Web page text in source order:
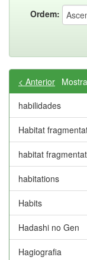
Ordem:
< Anterior
habilidades
Habitat
habitat
habitations
Habits
Hadashi no Gen
Hagiografia